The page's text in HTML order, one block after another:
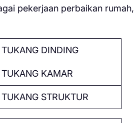
pekerjaan perbaikan rumah,
TUKANG DINDING
TUKANG KAMAR
TUKANG STRUKTUR